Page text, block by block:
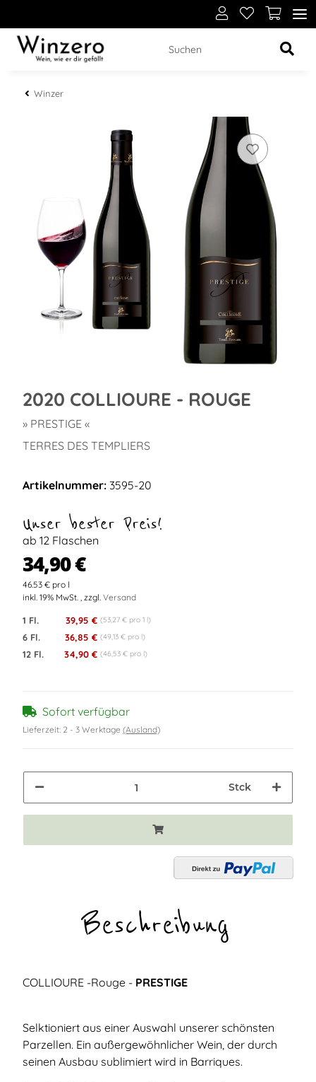
Winzer
2020 COLLIOURE - ROUGE
» PRESTIGE «
TERRES DES TEMPLIERS
Artikelnummer: 3595-20
Unser bester Preis!
ab 12 Flaschen
34,90 €
46.53 € pro l
inkl. 19% MwSt. , zzgl. Versand
1 Fl. 39,95 € (53,27 € pro 1 l)
6 Fl. 36,85 € (49,13 € pro l)
12 Fl. 34,90 € (46,53 € pro l)
Sofort verfügbar
Lieferzeit: 2 - 3 Werktage (Ausland)
Stck
Beschreibung
COLLIOURE -Rouge - PRESTIGE
Selktioniert aus einer Auswahl unserer schönsten
Parzellen. Ein außergewöhnlicher Wein, der durch
seinen Ausbau sublimiert wird in Barriques.